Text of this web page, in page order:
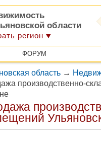
области
регион
ФОРУМ
область →
производственно-